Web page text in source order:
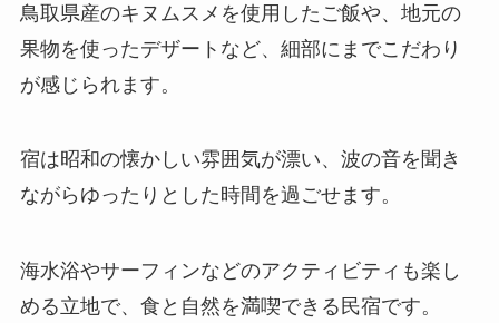
鳥取県産のキヌムスメを使用したご飯や、地元の
果物を使ったデザートなど、細部にまでこだわり
が感じられます。
宿は昭和の懐かしい雰囲気が漂い、波の音を聞き
ながらゆったりとした時間を過ごせます。
海水浴やサーフィンなどのアクティビティも楽し
める立地で、食と自然を満喫できる民宿です。